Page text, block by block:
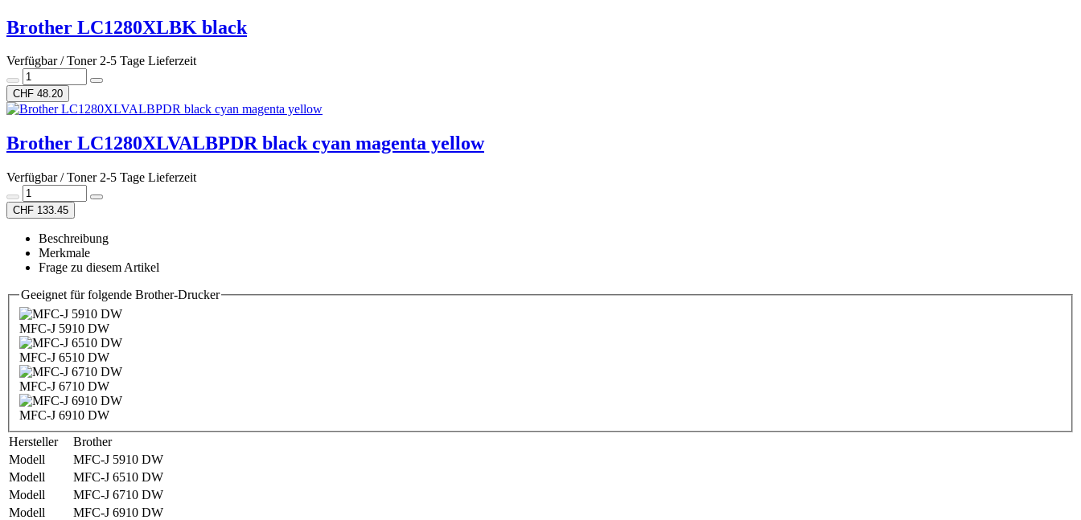
Brother LC1280XLBK black
Verfügbar / Toner 2-5 Tage Lieferzeit
CHF 48.20
Brother LC1280XLVALBPDR black cyan magenta yellow
Verfügbar / Toner 2-5 Tage Lieferzeit
CHF 133.45
Beschreibung
Merkmale
Frage zu diesem Artikel
Geeignet für folgende Brother-Drucker
MFC-J 5910 DW
MFC-J 6510 DW
MFC-J 6710 DW
MFC-J 6910 DW
Hersteller
Brother
Modell
MFC-J 5910 DW
Modell
MFC-J 6510 DW
Modell
MFC-J 6710 DW
Modell
MFC-J 6910 DW